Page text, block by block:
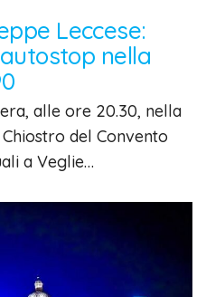
Leccese:
nella
alle ore 20.30, nella
del Convento
a Veglie…